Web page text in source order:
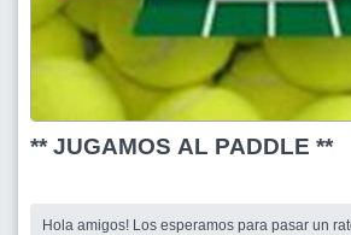
** JUGAMOS AL PADDLE **
Hola amigos! Los esperamos para pasar un